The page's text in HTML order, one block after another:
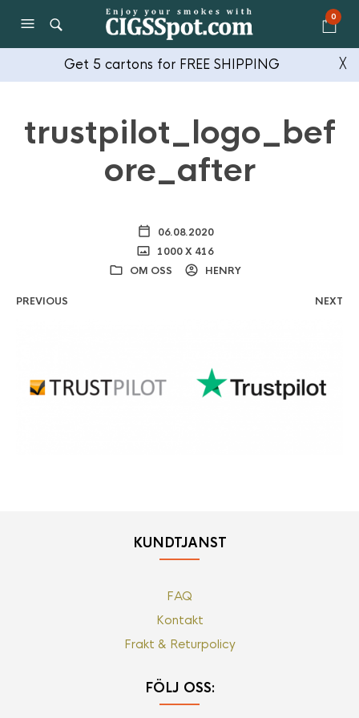
0
Get 5 cartons for FREE SHIPPING ╳
trustpilot_logo_bef
ore_after
06.08.2020
1000 X 416
OM OSS
HENRY
PREVIOUS NEXT
KUNDTJÄNST
FAQ
Kontakt
Frakt & Returpolicy
FÖLJ OSS: